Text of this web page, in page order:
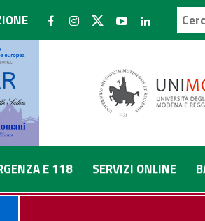
E 118 SERVIZI ONLINE